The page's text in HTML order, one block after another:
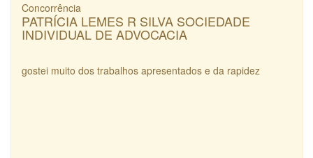
Concorrência
PATRÍCIA LEMES R SILVA SOCIEDADE
INDIVIDUAL DE ADVOCACIA
gostei muito dos trabalhos apresentados e da rapidez